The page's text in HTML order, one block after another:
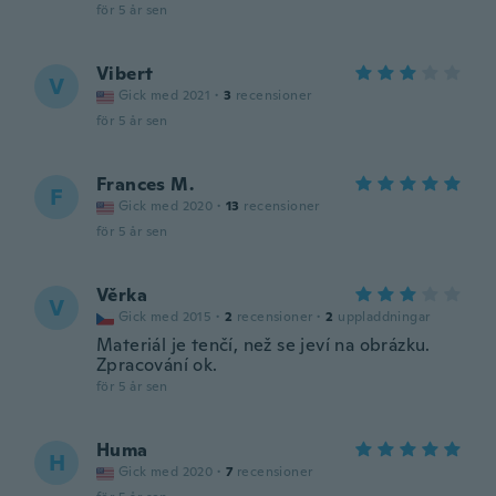
för 5 år sen
V Vibert
Gick med 2021 · 3 recensioner
för 5 år sen
F Frances M.
Gick med 2020 · 13 recensioner
för 5 år sen
V Věrka
Gick med 2015 · 2 recensioner · 2 uppladdningar
Materiál je tenčí, než se jeví na obrázku.
Zpracování ok.
för 5 år sen
H Huma
Gick med 2020 · 7 recensioner